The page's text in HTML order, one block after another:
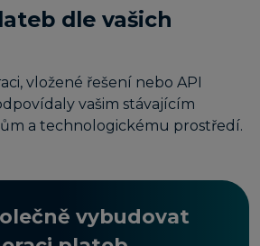
dle vašich
vložené řešení nebo API
vašim stávajícím
a technologickému prostředí.
vybudovat